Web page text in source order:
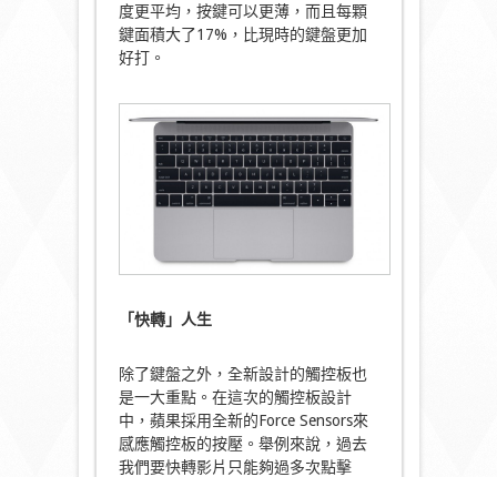
度更平均，按鍵可以更薄，而且每顆
鍵面積大了17%，比現時的鍵盤更加
好打。
「快轉」人生
除了鍵盤之外，全新設計的觸控板也
是一大重點。在這次的觸控板設計
中，蘋果採用全新的Force Sensors來
感應觸控板的按壓。舉例來說，過去
我們要快轉影片只能夠過多次點擊